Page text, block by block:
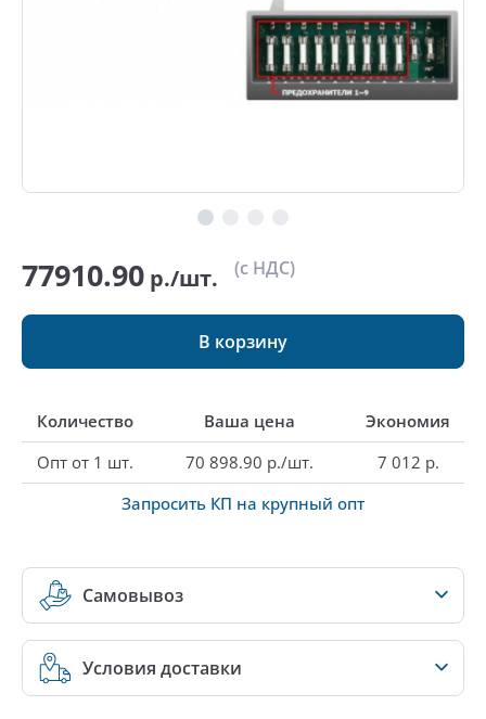
77910.90 р./шт. (с НДС)
В корзину
Количество Ваша цена
Экономия
Опт от 1 шт.
70 898.90 р./шт.
7 012 р.
Запросить КП на крупный опт
Самовывоз
Условия доставки